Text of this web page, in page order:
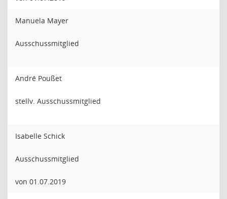
Manuela Mayer
Ausschussmitglied
André Poußet
stellv. Ausschussmitglied
Isabelle Schick
Ausschussmitglied
von 01.07.2019